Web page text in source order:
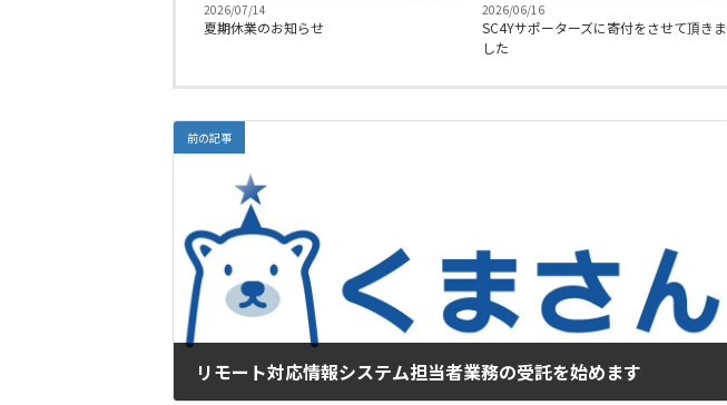
2026/07/14
夏期休業のお知らせ
2026/06/16
SC4Yサポーターズに寄付をさせて頂きま
した
前の記事
リモート対応情報システム担当者業務の受託を始めます